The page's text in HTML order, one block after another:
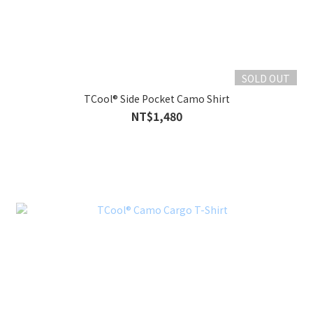
SOLD OUT
TCool® Side Pocket Camo Shirt
NT$1,480